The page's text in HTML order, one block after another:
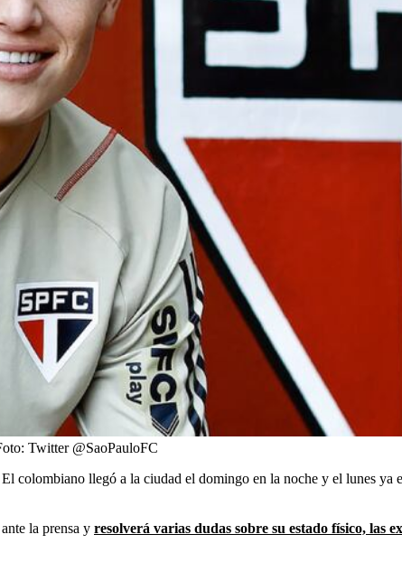
Twitter @SaoPauloFC
colombiano llegó a la ciudad el domingo en la noche y el lunes ya
la prensa y resolverá varias dudas sobre su estado físico, las